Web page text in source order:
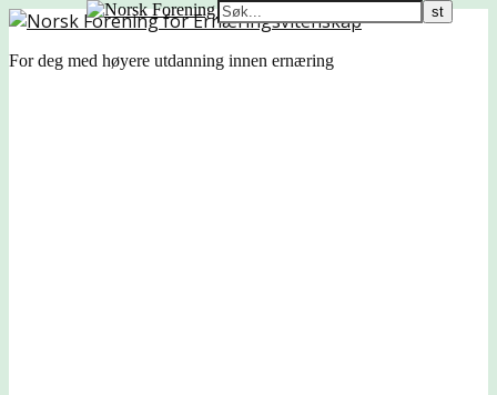
For deg med høyere utdanning innen ernæring